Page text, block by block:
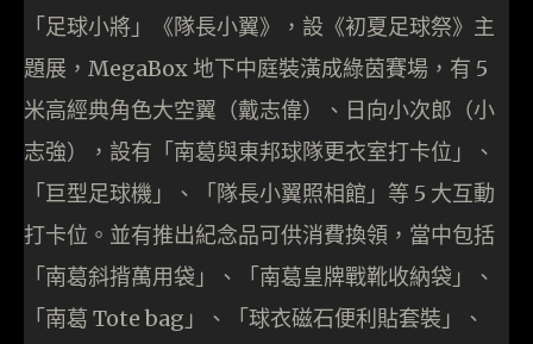
「足球小將」《隊長小翼》，設《初夏足球祭》主
題展，MegaBox 地下中庭裝潢成綠茵賽場，有 5
米高經典角色大空翼（戴志偉）、日向小次郎（小
志強），設有「南葛與東邦球隊更衣室打卡位」、
「巨型足球機」、「隊長小翼照相館」等 5 大互動
打卡位。並有推出紀念品可供消費換領，當中包括
「南葛斜揹萬用袋」、「南葛皇牌戰靴收納袋」、
「南葛 Tote bag」、「球衣磁石便利貼套裝」、